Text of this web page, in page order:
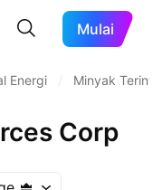
Mulai
Energi Minyak
Corp